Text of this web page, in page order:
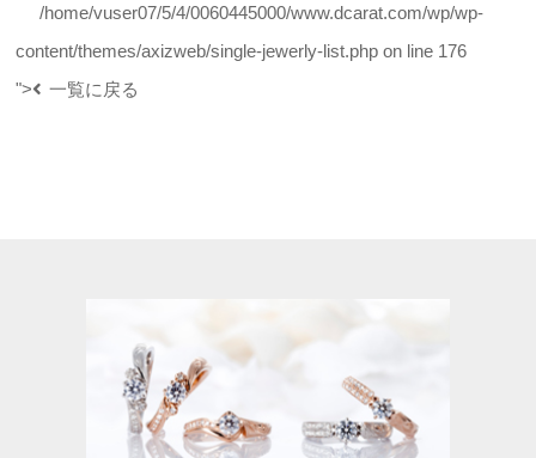
/home/vuser07/5/4/0060445000/www.dcarat.com/wp/wp-
content/themes/axizweb/single-jewerly-list.php on line 176
">
一覧に戻る